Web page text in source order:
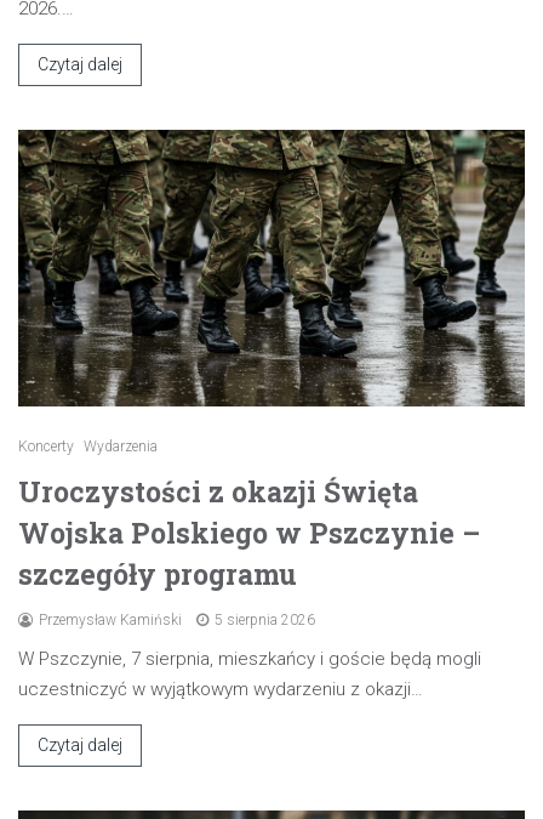
2026.…
Czytaj dalej
Koncerty Wydarzenia
Uroczystości z okazji Święta
Wojska Polskiego w Pszczynie –
szczegóły programu
Przemysław Kamiński 5 sierpnia 2026
W Pszczynie, 7 sierpnia, mieszkańcy i goście będą mogli
uczestniczyć w wyjątkowym wydarzeniu z okazji…
Czytaj dalej